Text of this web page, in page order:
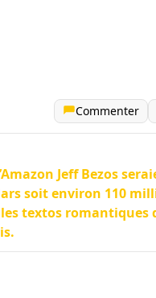
Commenter
Jeff Bezos
soit environ 110
textos romantiques